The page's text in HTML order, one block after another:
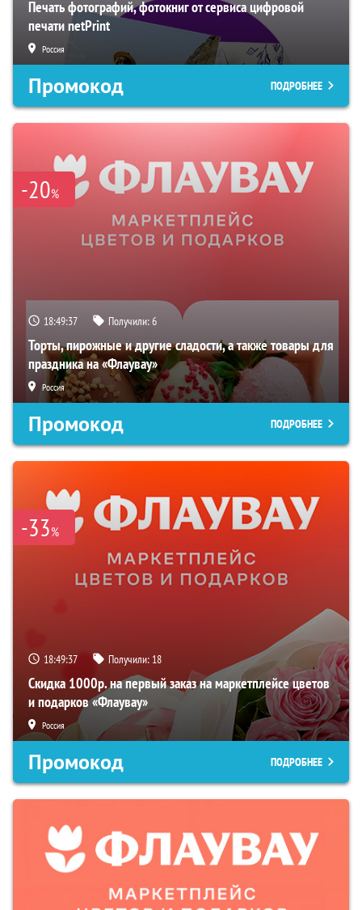
Печать фотографий, фотокниг от сервиса цифровой
печати netPrint
Россия
Промокод ПОДРОБНЕЕ
-20%
18:49:36 Получили:6
Торты, пирожные и другие сладости, а также товары для
праздника на «Флаувау»
Россия
Промокод ПОДРОБНЕЕ
-33%
18:49:36 Получили: 18
Скидка 1000р. на первый заказ на маркетплейсе цветов
и подарков «Флаувау»
Россия
Промокод ПОДРОБНЕЕ